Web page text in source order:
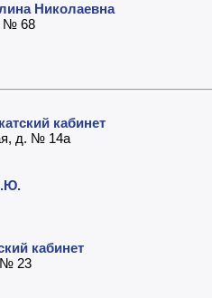
Николаевна
№ 68
кабинет
д. № 14а
кабинет
№ 23